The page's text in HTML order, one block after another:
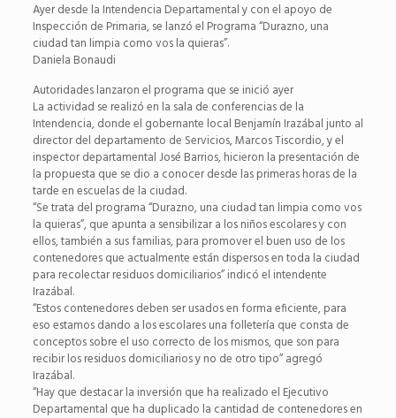
Ayer desde la Intendencia Departamental y con el apoyo de
Inspección de Primaria, se lanzó el Programa “Durazno, una
ciudad tan limpia como vos la quieras”.
Daniela Bonaudi
Autoridades lanzaron el programa que se inició ayer
La actividad se realizó en la sala de conferencias de la
Intendencia, donde el gobernante local Benjamín Irazábal junto al
director del departamento de Servicios, Marcos Tiscordio, y el
inspector departamental José Barrios, hicieron la presentación de
la propuesta que se dio a conocer desde las primeras horas de la
tarde en escuelas de la ciudad.
“Se trata del programa “Durazno, una ciudad tan limpia como vos
la quieras”, que apunta a sensibilizar a los niños escolares y con
ellos, también a sus familias, para promover el buen uso de los
contenedores que actualmente están dispersos en toda la ciudad
para recolectar residuos domiciliarios” indicó el intendente
Irazábal.
“Estos contenedores deben ser usados en forma eficiente, para
eso estamos dando a los escolares una folletería que consta de
conceptos sobre el uso correcto de los mismos, que son para
recibir los residuos domiciliarios y no de otro tipo” agregó
Irazábal.
“Hay que destacar la inversión que ha realizado el Ejecutivo
Departamental que ha duplicado la cantidad de contenedores en